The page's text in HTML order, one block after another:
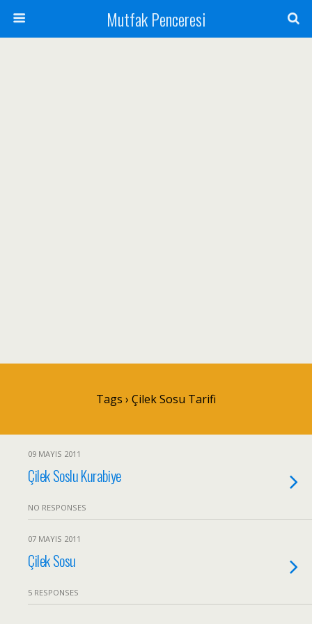
Mutfak Penceresi
Tags › Çilek Sosu Tarifi
09 MAYIS 2011
Çilek Soslu Kurabiye
NO RESPONSES
07 MAYIS 2011
Çilek Sosu
5 RESPONSES